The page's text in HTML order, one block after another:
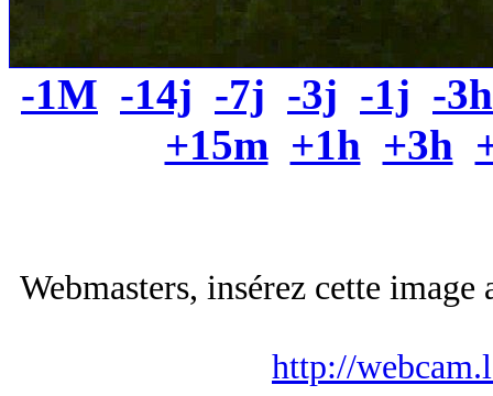
-1M -14j -7j -3j -1j -3h
+15m +1h +3h
Webmasters, insérez cette
http://